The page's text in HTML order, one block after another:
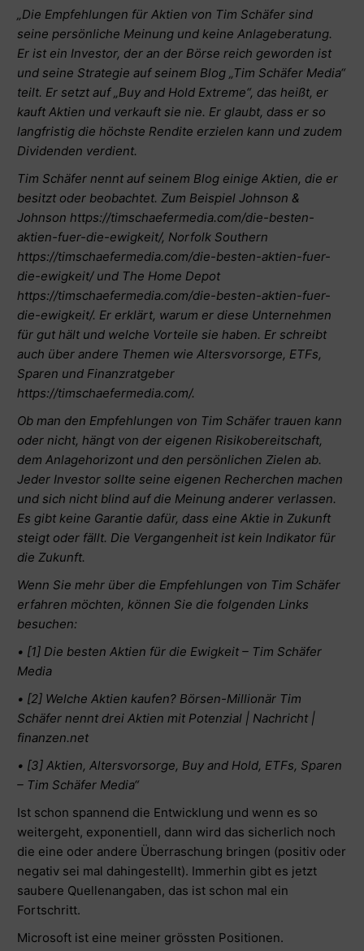
„Die Empfehlungen für Aktien von Tim Schäfer sind
seine persönliche Meinung und keine Anlageberatung.
Er ist ein Investor, der an der Börse reich geworden ist
und seine Strategie auf seinem Blog „Tim Schäfer Media“
teilt. Er setzt auf „Buy and Hold Extreme“, das heißt, er
kauft Aktien und verkauft sie nie. Er glaubt, dass er so
langfristig die höchste Rendite erzielen kann und zudem
Dividenden verdient.
Tim Schäfer nennt auf seinem Blog einige Aktien, die er
besitzt oder beobachtet. Zum Beispiel Johnson &
Johnson https://timschaefermedia.com/die-besten-
aktien-fuer-die-ewigkeit/, Norfolk Southern
https://timschaefermedia.com/die-besten-aktien-fuer-
die-ewigkeit/und The Home Depot
https://timschaefermedia.com/die-besten-aktien-fuer-
die-ewigkeit/. Er erklärt, warum er diese Unternehmen
für gut hält und welche Vorteile sie haben. Er schreibt
auch über andere Themen wie Altersvorsorge, ETFs,
Sparen und Finanzratgeber
https://timschaefermedia.com/.
Ob man den Empfehlungen von Tim Schäfer trauen kann
oder nicht, hängt von der eigenen Risikobereitschaft,
dem Anlagehorizont und den persönlichen Zielen ab.
Jeder Investor sollte seine eigenen Recherchen machen
und sich nicht blind auf die Meinung anderer verlassen.
Es gibt keine Garantie dafür, dass eine Aktie in Zukunft
steigt oder fällt. Die Vergangenheit ist kein Indikator für
die Zukunft.
Wenn Sie mehr über die Empfehlungen von Tim Schäfer
erfahren möchten, können Sie die folgenden Links
besuchen:
• [1] Die besten Aktien für die Ewigkeit – Tim Schäfer
Media
• [2] Welche Aktien kaufen? Börsen-Millionär Tim
Schäfer nennt drei Aktien mit Potenzial | Nachricht |
finanzen.net
• [3] Aktien, Altersvorsorge, Buy and Hold, ETFs, Sparen
– Tim Schäfer Media“
Ist schon spannend die Entwicklung und wenn es so
weitergeht, exponentiell, dann wird das sicherlich noch
die eine oder andere Überraschung bringen (positiv oder
negativ sei mal dahingestellt). Immerhin gibt es jetzt
saubere Quellenangaben, das ist schon mal ein
Fortschritt.
Microsoft ist eine meiner grössten Positionen.